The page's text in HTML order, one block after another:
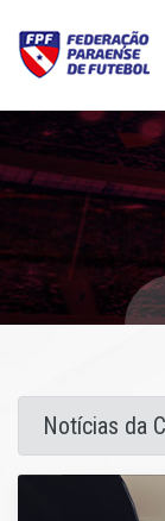
Notícias da